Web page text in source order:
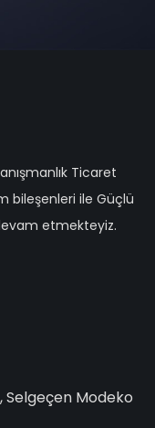
Ticaret
bileşenleri ile Güçlü
etmekteyiz.
Selgeçen Modeko